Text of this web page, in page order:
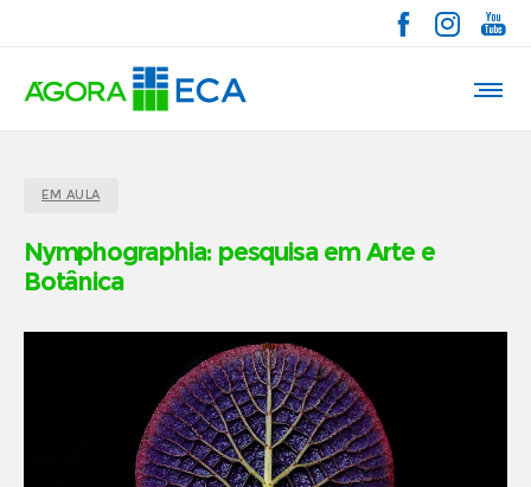
EM AULA
Nymphographia: pesquisa em Arte e
Botânica